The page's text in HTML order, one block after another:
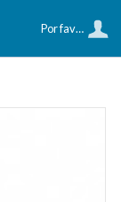
Por favor, identifíquese